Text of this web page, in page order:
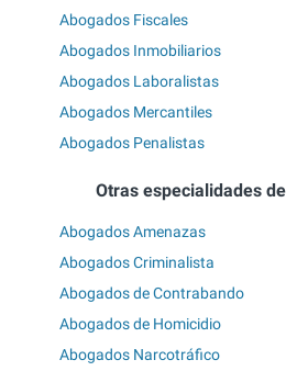
Abogados Fiscales
Abogados Inmobiliarios
Abogados Laboralistas
Abogados Mercantiles
Abogados Penalistas
Otras especialidades
Abogados Amenazas
Abogados Criminalista
Abogados de Contrabando
Abogados de Homicidio
Abogados Narcotráfico